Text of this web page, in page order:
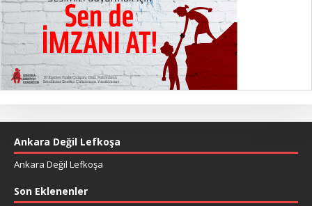
Ankara Değil Lefkoşa
Ankara Değil Lefkoşa
Son Eklenenler